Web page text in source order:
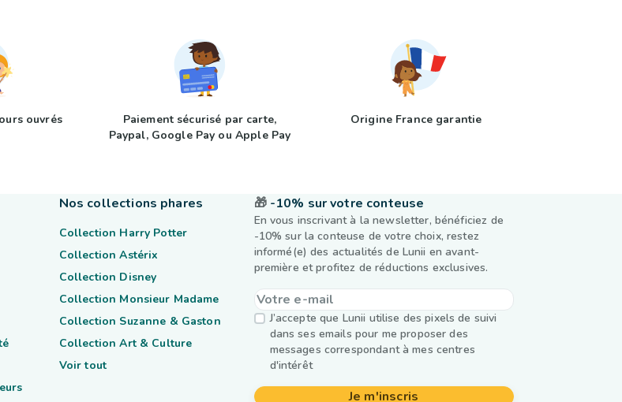
ouvrés
Paiement sécurisé par carte,
Paypal, Google Pay ou Apple Pay
Origine France garantie
🎁 -10% sur votre conteuse
En vous inscrivant à la newsletter, bénéficiez de
-10% sur la conteuse de votre choix, restez
informé(e) des actualités de Lunii en avant-
première et profitez de réductions exclusives.
J’accepte que Lunii utilise des pixels de suivi
dans ses emails pour me proposer des
messages correspondant à mes centres
d'intérêt
Je m'inscris
Nos collections phares
Collection Harry Potter
Collection Astérix
Collection Disney
Collection Monsieur Madame
Collection Suzanne & Gaston
Collection Art & Culture
Voir tout